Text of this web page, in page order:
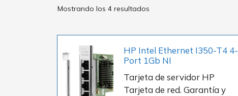
Mostrando los 4 resultados
HP Intel Ethernet I350-T4 4-
Port 1Gb NI
Tarjeta de servidor HP
Tarjeta de red. Garantía y